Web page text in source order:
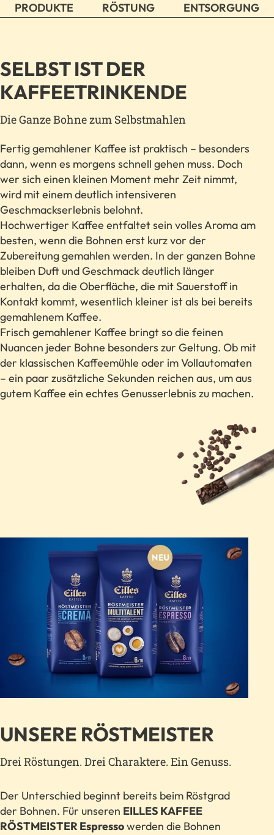
PRODUKTE RÖSTUNG ENTSORGUNG
SELBST IST DER
KAFFEETRINKENDE
Die Ganze Bohne zum Selbstmahlen
Fertig gemahlener Kaffee ist praktisch – besonders
dann, wenn es morgens schnell gehen muss. Doch
wer sich einen kleinen Moment mehr Zeit nimmt,
wird mit einem deutlich intensiveren
Geschmackserlebnis belohnt.
Hochwertiger Kaffee entfaltet sein volles Aroma am
besten, wenn die Bohnen erst kurz vor der
Zubereitung gemahlen werden. In der ganzen Bohne
bleiben Duft und Geschmack deutlich länger
erhalten, da die Oberfläche, die mit Sauerstoff in
Kontakt kommt, wesentlich kleiner ist als bei bereits
gemahlenem Kaffee.
Frisch gemahlener Kaffee bringt so die feinen
Nuancen jeder Bohne besonders zur Geltung. Ob mit
der klassischen Kaffeemühle oder im Vollautomaten
– ein paar zusätzliche Sekunden reichen aus, um aus
gutem Kaffee ein echtes Genusserlebnis zu machen.
UNSERE RÖSTMEISTER
Drei Röstungen. Drei Charaktere. Ein Genuss.
Der Unterschied beginnt bereits beim Röstgrad
der Bohnen. Für unseren EILLES KAFFEE
RÖSTMEISTER Espressowerden die Bohnen